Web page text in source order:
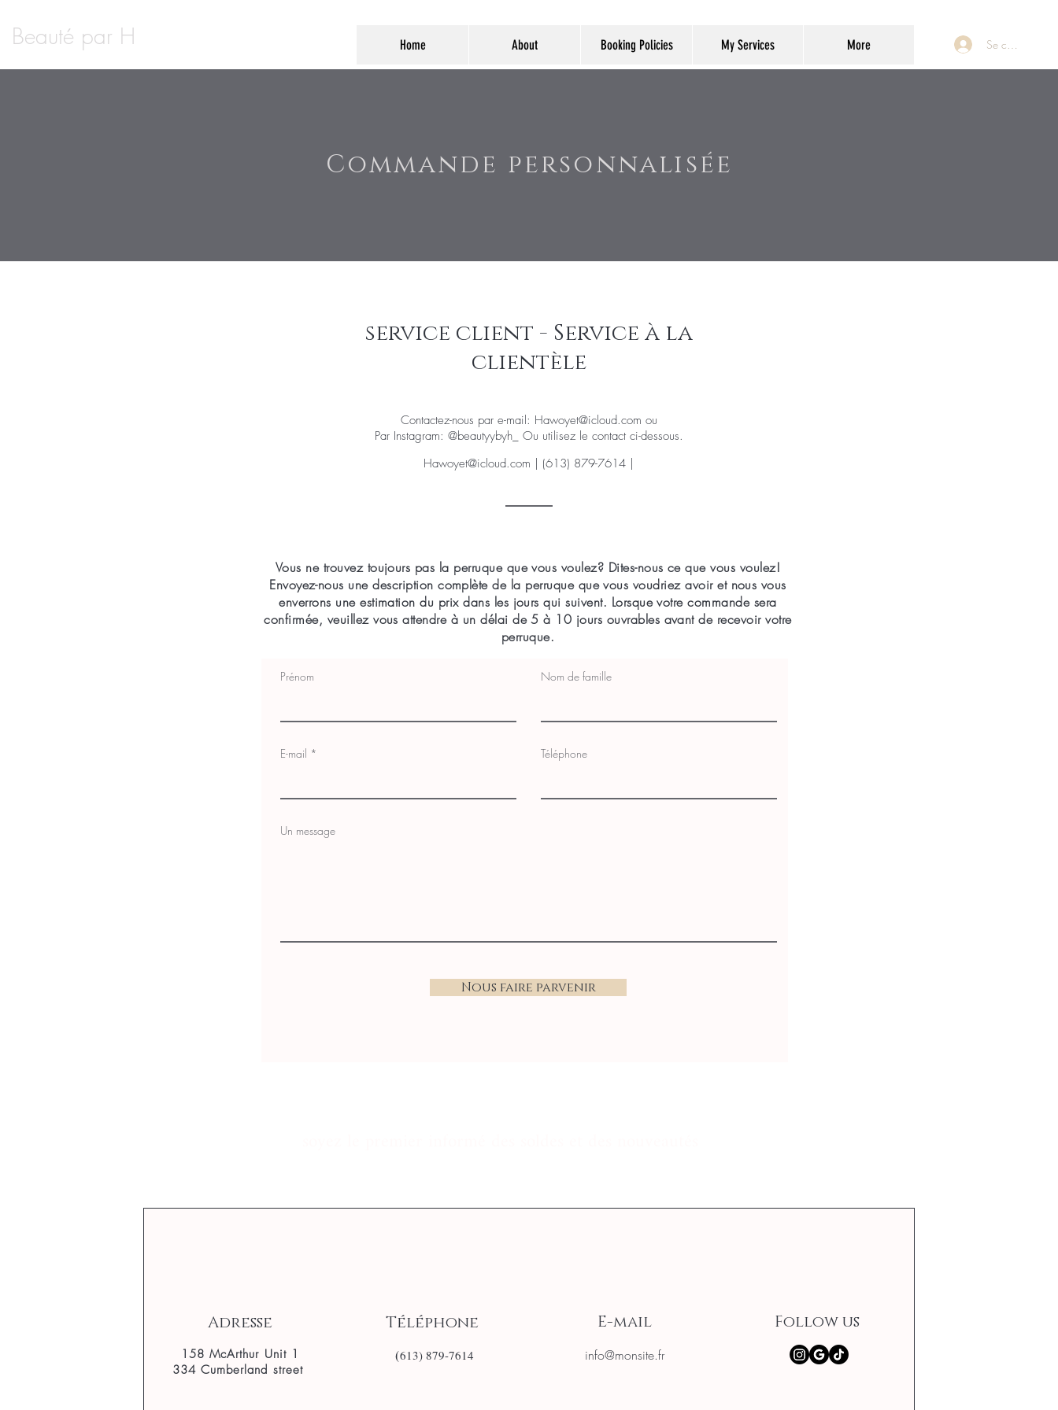
Beauté par H Home About Booking Policies My Services More Se connecter
Commande personnalisée
service client - Service à la
clientèle
Contactez-nous par e-mail: Hawoyet@icloud.com ou
Par Instagram: @beautyybyh_ Ou utilisez le contact ci-dessous.
Hawoyet@icloud.com | (613) 879-7614 |
Vous ne trouvez toujours pas la perruque que vous voulez? Dites-nous ce que vous voulez!
Envoyez-nous une description complète de la perruque que vous voudriez avoir et nous vous
enverrons une estimation du prix dans les jours qui suivent. Lorsque votre commande sera
confirmée, veuillez vous attendre à un délai de 5 à 10 jours ouvrables avant de recevoir votre
perruque.
Prénom Nom de famille
E-mail Téléphone
Un message
Nous faire parvenir
Adresse
158 McArthur Unit 1
334 Cumberland street
Téléphone
(613) 879-7614
E-mail
info@monsite.fr
Follow us